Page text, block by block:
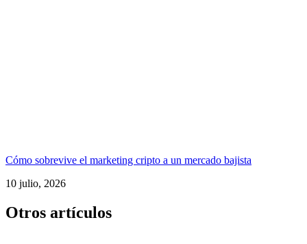
Cómo sobrevive el marketing cripto a un mercado bajista
10 julio, 2026
Otros artículos